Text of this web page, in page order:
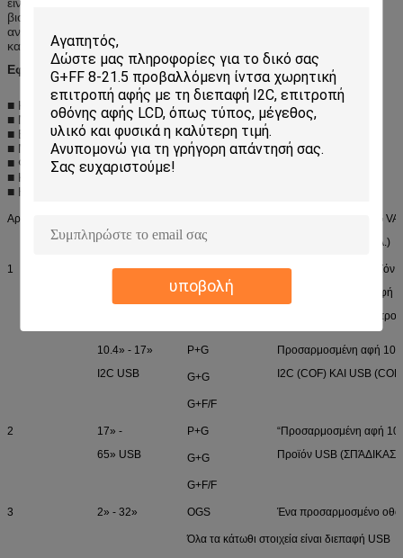
υποβολή
βιομηχανικές βιομηχανίες. Το γερό σχέδιό του το κάνει επίσης μια
ανθεκτική λογική επιλογή για το σημείο των πωλήσεων και των
καταναλωτικών προϊόντων.
Εφαρμογή
■ Κινητό τηλέφωνο
■ Ναυσιπλοΐα αυτοκινήτων (ΠΣΤ)
■ EBook
■ ΜΕΣΟΣ (PC ταμπλετών)
■ Φορητή συσκευή παιχνιδιών
■ Κάμερα
■ Ηλεκτρονικό πλαίσιο φωτογραφιών
Αριθ.
CG VA
(χιλ.)
1
1» - 10,1»
P+G
Προσαρμοσμένο προϊόν
TP<10> 10,1» είναι αφή
I2C (COF) και ειδικό
G+G
10.4» - 17»
I2C USB
P+G
Προσαρμοσμένη αφή 10-
I2C (COF) ΚΑΙ USB
G+G
G+F/F
2
17» -
65» USB
P+G
“Προσαρμοσμένη αφή 10-
Προϊόν USB (ΣΠΆΔΙΚΑΣ)
G+G
G+F/F
3 2» - 32» OGS Ένα προσαρμοσμένο
Όλα τα κάτωθι στοιχεία είναι διεπαφή USB